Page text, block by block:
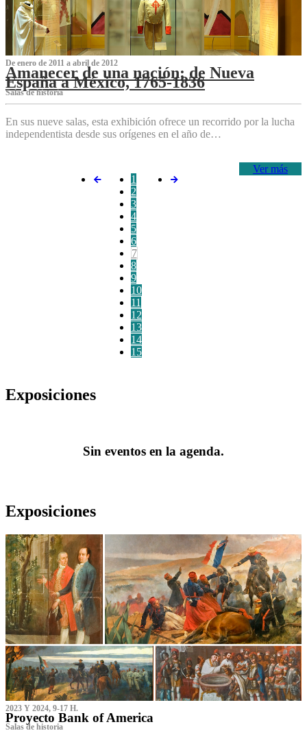
De enero de 2011 a abril de 2012
Amanecer de una nación: de Nueva
España a México, 1765-1836
Salas de historia
En sus nueve salas, esta exhibición ofrece un recorrido por la lucha
independentista desde sus orígenes en el año de…
Ver más
1
2
3
4
5
6
7
8
9
10
11
12
13
14
15
Exposiciones
Sin eventos en la agenda.
Exposiciones
2023 Y 2024, 9-17 H.
Proyecto Bank of America
S‌alas de historia